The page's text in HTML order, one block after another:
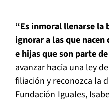
“Es inmoral llenarse
ignorar a las que
e hijas que son parte
avanzar hacia una ley
filiación y reconozca la
Fundación Iguales,